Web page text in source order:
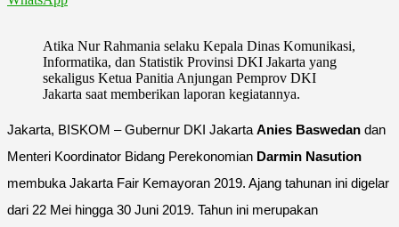
Atika Nur Rahmania selaku Kepala Dinas Komunikasi,
Informatika, dan Statistik Provinsi DKI Jakarta yang
sekaligus Ketua Panitia Anjungan Pemprov DKI
Jakarta saat memberikan laporan kegiatannya.
Jakarta, BISKOM – Gubernur DKI Jakarta Anies Baswedan dan
Menteri Koordinator Bidang Perekonomian Darmin Nasution
membuka Jakarta Fair Kemayoran 2019. Ajang tahunan ini digelar
dari 22 Mei hingga 30 Juni 2019. Tahun ini merupakan